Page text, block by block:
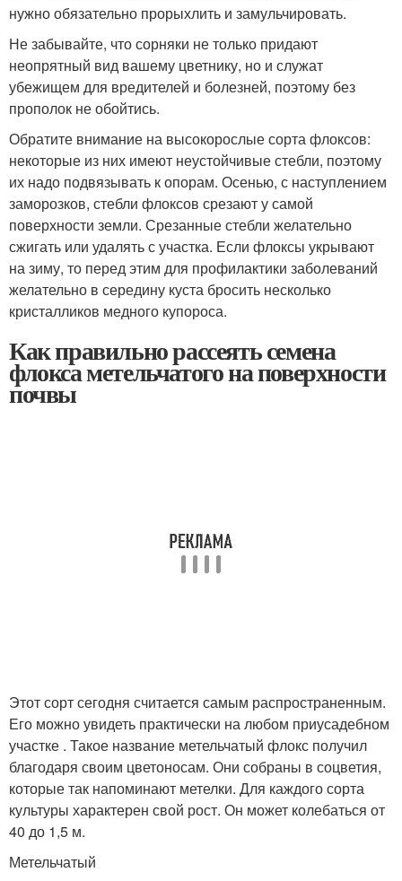
нужно обязательно прорыхлить и замульчировать.
Не забывайте, что сорняки не только придают
неопрятный вид вашему цветнику, но и служат
убежищем для вредителей и болезней, поэтому без
прополок не обойтись.
Обратите внимание на высокорослые сорта флоксов:
некоторые из них имеют неустойчивые стебли, поэтому
их надо подвязывать к опорам. Осенью, с наступлением
заморозков, стебли флоксов срезают у самой
поверхности земли. Срезанные стебли желательно
сжигать или удалять с участка. Если флоксы укрывают
на зиму, то перед этим для профилактики заболеваний
желательно в середину куста бросить несколько
кристалликов медного купороса.
Как правильно рассеять семена
флокса метельчатого на поверхности
почвы
Этот сорт сегодня считается самым распространенным.
Его можно увидеть практически на любом приусадебном
участке . Такое название метельчатый флокс получил
благодаря своим цветоносам. Они собраны в соцветия,
которые так напоминают метелки. Для каждого сорта
культуры характерен свой рост. Он может колебаться от
40 до 1,5 м.
Метельчатый